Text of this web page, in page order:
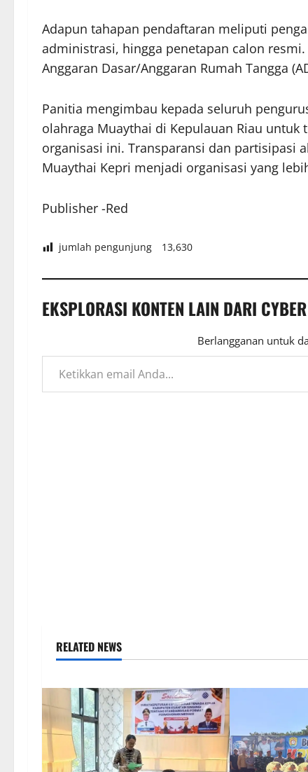
Adapun tahapan pendaftaran meliputi
administrasi, hingga penetapan calon
Anggaran Dasar/Anggaran Rumah Tangga
Panitia mengimbau kepada seluruh
olahraga Muaythai di Kepulauan Riau
organisasi ini. Transparansi dan partisipasi
Muaythai Kepri menjadi organisasi yang
Publisher -Red
jumlah pengunjung 13,630
EKSPLORASI KONTEN LAIN DARI
Berlangganan untuk
Ketikkan email Anda...
RELATED NEWS